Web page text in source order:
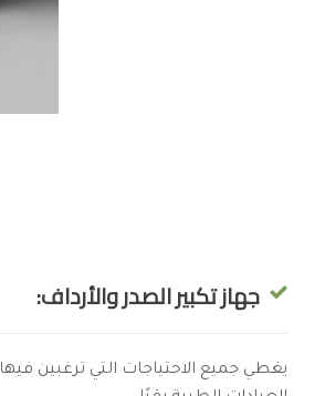
جهاز تكبير الصدر والأرداف:
يغطي جميع الاحتياجات التي ترغبين فيها